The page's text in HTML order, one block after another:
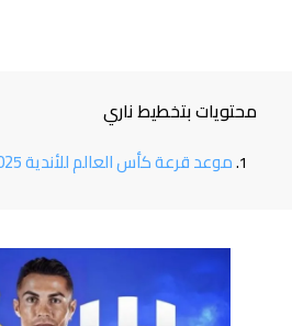
محتويات بتخطيط ناري
موعد قرعة كأس العالم للأندية 2025والأندية المشاركة